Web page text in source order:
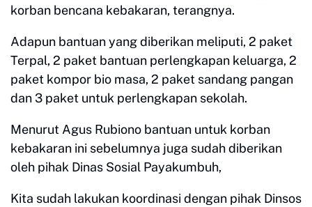
korban bencana kebakaran, terangnya.
Adapun bantuan yang diberikan meliputi, 2 paket
Terpal, 2 paket bantuan perlengkapan keluarga, 2
paket kompor bio masa, 2 paket sandang pangan
dan 3 paket untuk perlengkapan sekolah.
Menurut Agus Rubiono bantuan untuk korban
kebakaran ini sebelumnya juga sudah diberikan
oleh pihak Dinas Sosial Payakumbuh,
Kita sudah lakukan koordinasi dengan pihak Dinsos